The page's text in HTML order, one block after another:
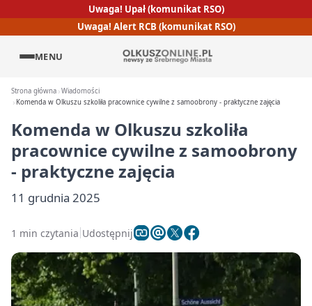
Uwaga! Upał (komunikat RSO)
Uwaga! Alert RCB (komunikat RSO)
MENU
Strona główna Wiadomości
Komenda w Olkuszu szkoliła pracownice cywilne z samoobrony - praktyczne zajęcia
Komenda w Olkuszu szkoliła
pracownice cywilne z samoobrony
- praktyczne zajęcia
11 grudnia 2025
1 min czytania Udostępnij